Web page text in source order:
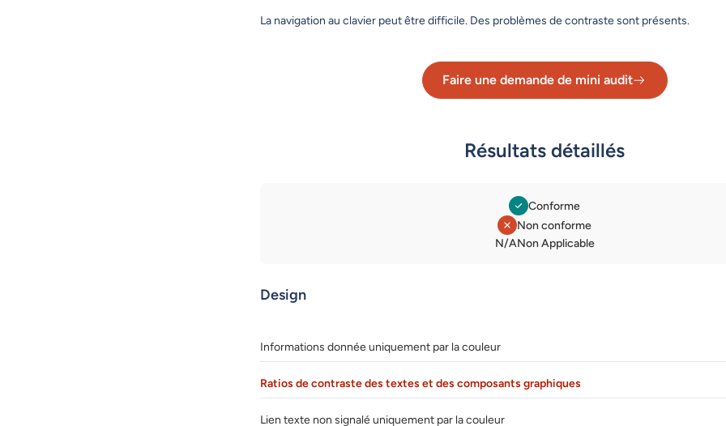
La navigation au clavier peut être difficile. Des problèmes de contraste sont présents.
Faire une demande de mini audit
Lien vers le formulaire de
Résultats détaillés
Légende des statuts
Conforme
Non conforme
N/ANon Applicable
Design
Informations donnée uniquement par la couleur
Ratios de contraste des textes et des composants graphiques
Lien texte non signalé uniquement par la couleur